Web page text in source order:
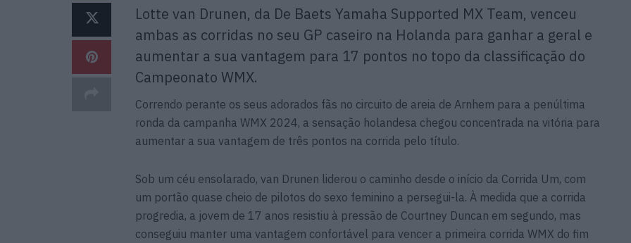
Lotte van Drunen, da De Baets Yamaha Supported MX Team, venceu
ambas as corridas no seu GP caseiro na Holanda para ganhar a geral e
aumentar a sua vantagem para 17 pontos no topo da classificação do
Campeonato WMX.
Correndo perante os seus adorados fãs no circuito de areia de Arnhem para a penúltima
ronda da campanha WMX 2024, a sensação holandesa chegou concentrada na vitória para
aumentar a sua vantagem de três pontos na corrida pelo título.
Sob um céu ensolarado, van Drunen liderou o caminho desde o início da Corrida Um, com
um portão quase cheio de pilotos do sexo feminino a persegui-la. À medida que a corrida
progredia, a jovem de 17 anos resistiu à pressão de Courtney Duncan em segundo, mas
conseguiu manter uma vantagem confortável para vencer a primeira corrida WMX do fim